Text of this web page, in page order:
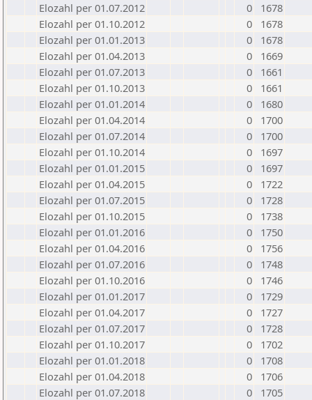
Elozahl per 01.07.2012
0
1678
Elozahl per 01.10.2012
0
1678
Elozahl per 01.01.2013
0
1678
Elozahl per 01.04.2013
0
1669
Elozahl per 01.07.2013
0
1661
Elozahl per 01.10.2013
0
1661
Elozahl per 01.01.2014
0
1680
Elozahl per 01.04.2014
0
1700
Elozahl per 01.07.2014
0
1700
Elozahl per 01.10.2014
0
1697
Elozahl per 01.01.2015
0
1697
Elozahl per 01.04.2015
0
1722
Elozahl per 01.07.2015
0
1728
Elozahl per 01.10.2015
0
1738
Elozahl per 01.01.2016
0
1750
Elozahl per 01.04.2016
0
1756
Elozahl per 01.07.2016
0
1748
Elozahl per 01.10.2016
0
1746
Elozahl per 01.01.2017
0
1729
Elozahl per 01.04.2017
0
1727
Elozahl per 01.07.2017
0
1728
Elozahl per 01.10.2017
0
1702
Elozahl per 01.01.2018
0
1708
Elozahl per 01.04.2018
0
1706
Elozahl per 01.07.2018
0
1705